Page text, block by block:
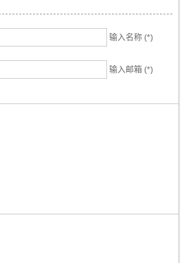
输入名称 (*)
输入邮箱 (*)